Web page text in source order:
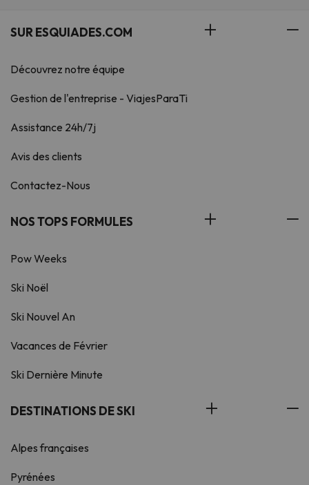
SUR ESQUIADES.COM
Découvrez notre équipe
Gestion de l'entreprise - ViajesParaTi
Assistance 24h/7j
Avis des clients
Contactez-Nous
NOS TOPS FORMULES
Pow Weeks
Ski Noël
Ski Nouvel An
Vacances de Février
Ski Dernière Minute
DESTINATIONS DE SKI
Alpes françaises
Pyrénées